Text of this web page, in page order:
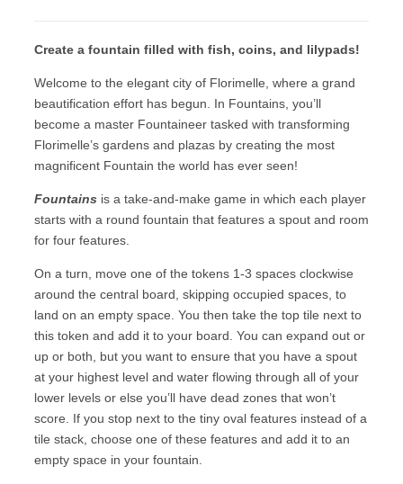
Create a fountain filled with fish, coins, and lilypads!
Welcome to the elegant city of Florimelle, where a grand
beautification effort has begun. In Fountains, you’ll
become a master Fountaineer tasked with transforming
Florimelle’s gardens and plazas by creating the most
magnificent Fountain the world has ever seen!
Fountains is a take-and-make game in which each player
starts with a round fountain that features a spout and room
for four features.
On a turn, move one of the tokens 1-3 spaces clockwise
around the central board, skipping occupied spaces, to
land on an empty space. You then take the top tile next to
this token and add it to your board. You can expand out or
up or both, but you want to ensure that you have a spout
at your highest level and water flowing through all of your
lower levels or else you’ll have dead zones that won’t
score. If you stop next to the tiny oval features instead of a
tile stack, choose one of these features and add it to an
empty space in your fountain.